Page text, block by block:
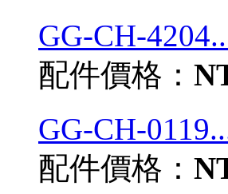
GG-CH-
配件價格：
GG-CH-
配件價格：